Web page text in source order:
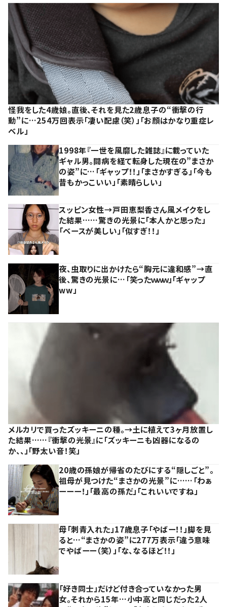
怪我をした4歳娘。直後、それを見た2歳息子の“衝撃の行
動”に…254万回表示「凄い配慮（笑）」「お顔はかなり重症レ
ベル」
1998年『一世を風靡した雑誌』に載っていた
ギャル男。闘病を経て転身した現在の”まさか
の姿”に…「ギャップ！！」「まさかすぎる」「今も
昔もかっこいい」「素晴らしい」
スッピン女性→戸田恵梨香さん風メイクをし
た結果……驚きの光景に「本人かと思った」
「ベースが美しい」「似すぎ！！」
夜、虫取りに出かけたら“胸元に違和感”→直
後、驚きの光景に…「笑ったｗｗｗ」「ギャップ
ww」
メルカリで買ったズッキーニの種。→土に植えて3ヶ月放置し
た結果……『衝撃の光景』に「ズッキーニも凶器になるの
か、、」「野太い音！笑」
20歳の孫娘が帰省のたびにする“隠しごと”。
祖母が見つけた“まさかの光景”に……「わぁ
ーーー！」「最高の孫だ」「これいいですね」
母「刺青入れた」17歳息子「やばー！！」脚を見
ると…“まさかの姿”に277万表示「違う意味
でやばーー（笑）」「な、なるほど！！」
「好き同士」だけど付き合っていなかった男
女。それから15年…小中高と同じだった2人